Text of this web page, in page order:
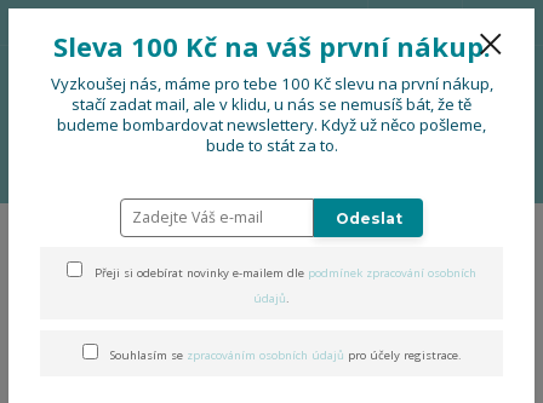
Menu
0 Kč
Folklor na mikině man
Sleva 100 Kč na váš první nákup.
Vyzkoušej nás, máme pro tebe 100 Kč slevu na první nákup,
stačí zadat mail, ale v klidu, u nás se nemusíš bát, že tě
budeme bombardovat newslettery. Když už něco pošleme,
bude to stát za to.
Odeslat
Přeji si odebírat novinky e-mailem dle podmínek zpracování osobních
údajů.
Souhlasím se zpracováním osobních údajů pro účely registrace.